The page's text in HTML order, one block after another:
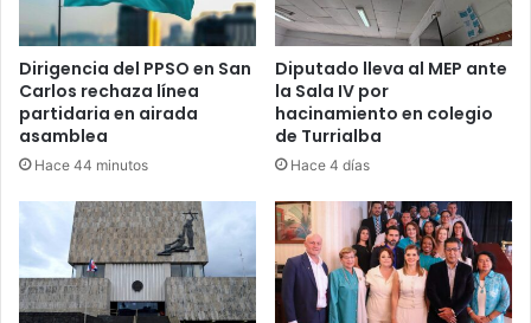
Dirigencia del PPSO en San
Carlos rechaza línea
partidaria en airada
asamblea
Hace 44 minutos
Diputado lleva al MEP ante
la Sala IV por
hacinamiento en colegio
de Turrialba
Hace 4 días